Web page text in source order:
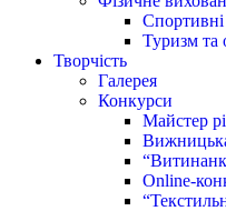
Спортивні
Туризм та
Творчість
Галерея
Конкурси
Майстер
Online-